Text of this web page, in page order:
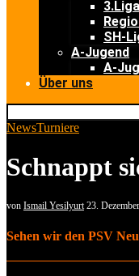
SH-
A-Jugend
A-
Über uns
NewsTurniere
Schnappt
von Ismail Yesilyurt 23.
Sehen wir den PSV